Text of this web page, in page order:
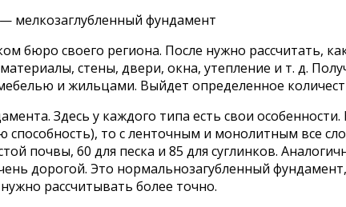
мелкозаглубленный фундамент
бюро своего региона. После нужно рассчитать,
стены, двери, окна, утепление и т. д.
и жильцами. Выйдет определенное
Здесь у каждого типа есть свои
способность), то с ленточным и монолитным все
почвы, 60 для песка и 85 для суглинков.
дорогой. Это нормальнозагубленный
рассчитывать более точно.